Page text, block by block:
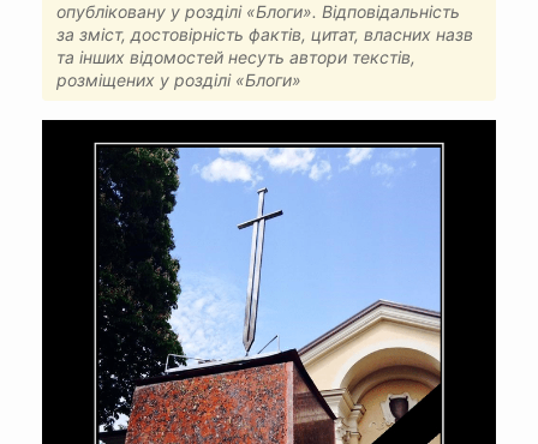
опубліковану у розділі «Блоги». Відповідальність
за зміст, достовірність фактів, цитат, власних назв
та інших відомостей несуть автори текстів,
розміщених у розділі «Блоги»